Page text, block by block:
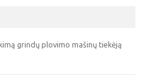
grindų plovimo mašinų tiekėją